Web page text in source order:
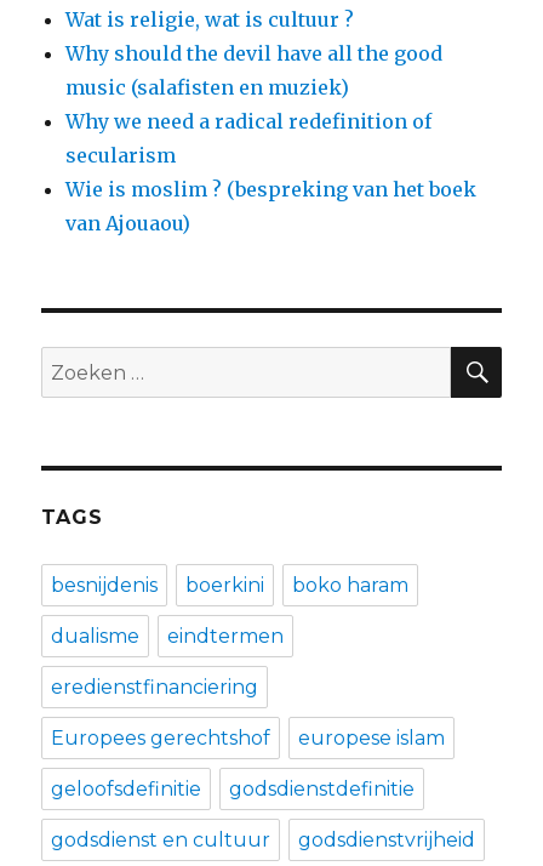
Wat is religie, wat is cultuur ?
Why should the devil have all the good
music (salafisten en muziek)
Why we need a radical redefinition of
secularism
Wie is moslim ? (bespreking van het boek
van Ajouaou)
Zoeken
naar:
TAGS
besnijdenis boerkini boko haram
dualisme eindtermen
eredienstfinanciering
Europees gerechtshof europese islam
geloofsdefinitie godsdienstdefinitie
godsdienst en cultuur godsdienstvrijheid